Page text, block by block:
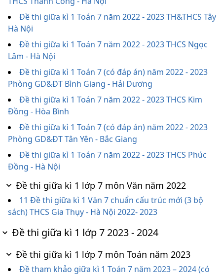
Đề thi giữa kì 1 Toán 7 năm 2022 - 2023 TH&THCS Tây
Hà Nội
Đề thi giữa kì 1 Toán 7 năm 2022 - 2023 THCS Ngọc
Lâm - Hà Nội
Đề thi giữa kì 1 Toán 7 (có đáp án) năm 2022 - 2023
Phòng GD&ĐT Bình Giang - Hải Dương
Đề thi giữa kì 1 Toán 7 năm 2022 - 2023 THCS Kim
Đồng - Hòa Bình
Đề thi giữa kì 1 Toán 7 (có đáp án) năm 2022 - 2023
Phòng GD&ĐT Tân Yên - Bắc Giang
Đề thi giữa kì 1 Toán 7 năm 2022 - 2023 THCS Phúc
Đồng - Hà Nội
Đề thi giữa kì 1 lớp 7 môn Văn năm 2022
11 Đề thi giữa kì 1 Văn 7 chuẩn cấu trúc mới (3 bộ
sách) THCS Gia Thụy - Hà Nội 2022- 2023
Đề thi giữa kì 1 lớp 7 2023 - 2024
Đề thi giữa kì 1 lớp 7 môn Toán năm 2023
Đề tham khảo giữa kì 1 Toán 7 năm 2023 – 2024 (có